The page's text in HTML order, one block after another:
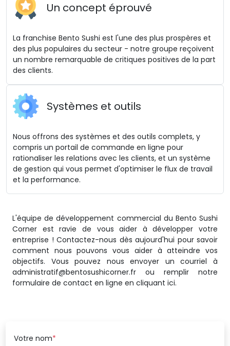
Un concept éprouvé
La franchise Bento Sushi est l'une des plus prospères et
des plus populaires du secteur - notre groupe reçoivent
un nombre remarquable de critiques positives de la part
des clients.
Systèmes et outils
Nous offrons des systèmes et des outils complets, y
compris un portail de commande en ligne pour
rationaliser les relations avec les clients, et un système
de gestion qui vous permet d'optimiser le flux de travail
et la performance.
L'équipe de développement commercial du Bento Sushi
Corner est ravie de vous aider à développer votre
entreprise ! Contactez-nous dès aujourd'hui pour savoir
comment nous pouvons vous aider à atteindre vos
objectifs. Vous pouvez nous envoyer un courriel à
administratif@bentosushicorner.fr ou remplir notre
formulaire de contact en ligne en cliquant ici.
Votre nom